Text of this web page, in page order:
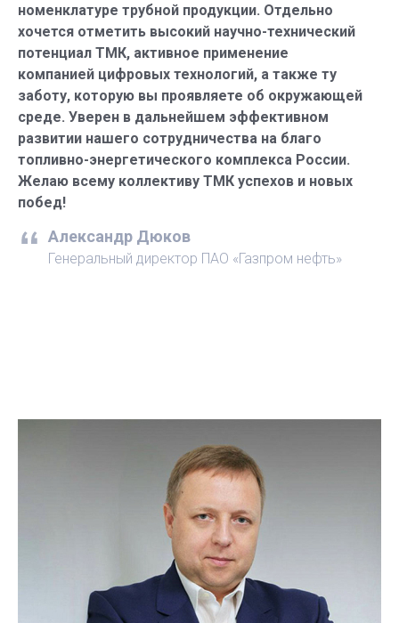
номенклатуре трубной продукции. Отдельно
хочется отметить высокий научно-технический
потенциал ТМК, активное применение
компанией цифровых технологий, а также ту
заботу, которую вы проявляете об окружающей
среде. Уверен в дальнейшем эффективном
развитии нашего сотрудничества на благо
топливно-энергетического комплекса России.
Желаю всему коллективу ТМК успехов и новых
побед!
Александр Дюков
Генеральный директор ПАО «Газпром нефть»